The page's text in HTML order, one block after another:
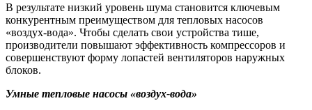
В результате низкий уровень шума становится ключевым
конкурентным преимуществом для тепловых насосов
«воздух-вода». Чтобы сделать свои устройства тише,
производители повышают эффективность компрессоров и
совершенствуют форму лопастей вентиляторов наружных
блоков.
Умные тепловые насосы «воздух-вода»